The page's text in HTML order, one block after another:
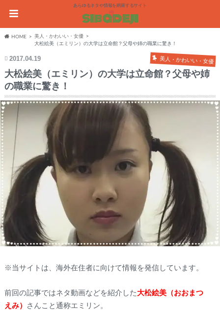
あらゆるネタや情報を網羅するサイト
HOME
美人・かわいい・女優
大松絵美（エミリン）の大学は立命館？父母や姉の職業に驚き！
2017.04.19 美人・かわいい・女優
大松絵美（エミリン）の大学は立命館？父母や姉
の職業に驚き！
※当サイトは、海外在住者に向けて情報を発信しています。
前回の記事ではネタ動画などを紹介した 大松絵美（おおまつ
えみ）
さんこと通称エミリン。